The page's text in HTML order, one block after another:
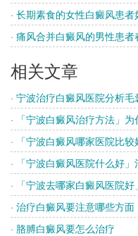
· 长期素食的女性白癜风患者
· 痛风合并白癜风的男性患者
相关文章
· 宁波治疗白癜风医院分析
· 「宁波白癜风治疗方法」
· 「宁波白癜风哪家医院比
· 「宁波白癜风医院什么好
· 「宁波去哪家白癜风医院
· 治疗白癜风要注意哪些方面
· 胳膊白癜风要怎么治疗